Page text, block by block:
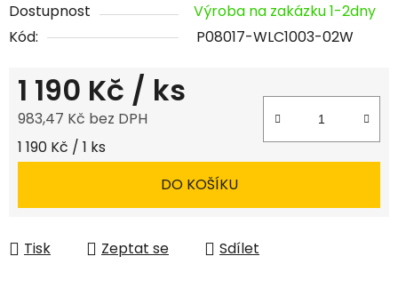
Dostupnost
Výroba na zakázku 1-2dny
Kód:
P08017-WLC1003-02W
1 190 Kč / ks
983,47 Kč bez DPH
Měrná cena:
1 190 Kč / 1 ks
DO KOŠÍKU
Tisk Zeptat se Sdílet